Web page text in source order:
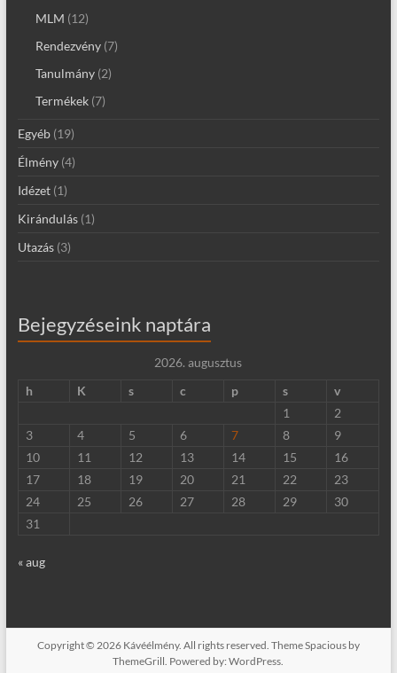
MLM (12)
Rendezvény(7)
Tanulmány(2)
Termékek(7)
Egyéb(19)
Élmény(4)
Idézet(1)
Kirándulás(1)
Utazás(3)
Bejegyzéseink naptára
2026. augusztus
h
K s c p s
v
1
2
3
4 5 6 7 8
9
10
11 12 13 14 15
16
17
18 19 20 21 22
23
24
25 26 27 28 29
30
31
« aug
Copyright © 2026 Kávéélmény. All rights reserved. ThemeSpaciousby
ThemeGrill. Powered by:WordPress